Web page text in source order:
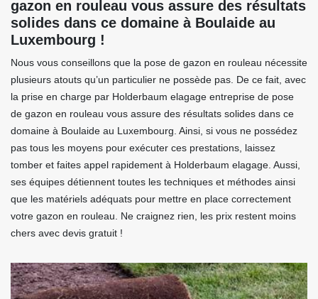
gazon en rouleau vous assure des résultats
solides dans ce domaine à Boulaide au
Luxembourg !
Nous vous conseillons que la pose de gazon en rouleau nécessite
plusieurs atouts qu’un particulier ne possède pas. De ce fait, avec
la prise en charge par Holderbaum elagage entreprise de pose
de gazon en rouleau vous assure des résultats solides dans ce
domaine à Boulaide au Luxembourg. Ainsi, si vous ne possédez
pas tous les moyens pour exécuter ces prestations, laissez
tomber et faites appel rapidement à Holderbaum elagage. Aussi,
ses équipes détiennent toutes les techniques et méthodes ainsi
que les matériels adéquats pour mettre en place correctement
votre gazon en rouleau. Ne craignez rien, les prix restent moins
chers avec devis gratuit !